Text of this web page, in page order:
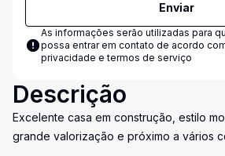
Enviar
As informações serão utilizadas para
possa entrar em contato de acordo
privacidade e termos de serviço
Descrição
Excelente casa em construção, estilo
grande valorização e próximo a vários